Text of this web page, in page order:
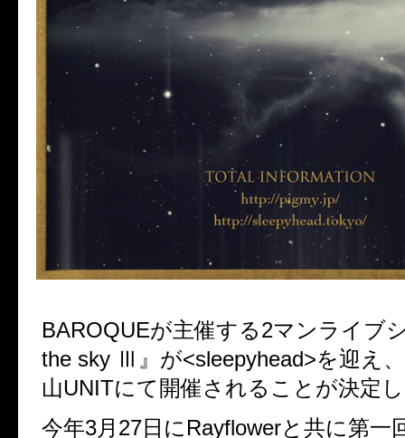
BAROQUEが主催する2マンライブ
the sky Ⅲ』が<sleepyhead>を迎え
山UNITにて開催されることが決定
今年3月27日にRayflowerと共に第一